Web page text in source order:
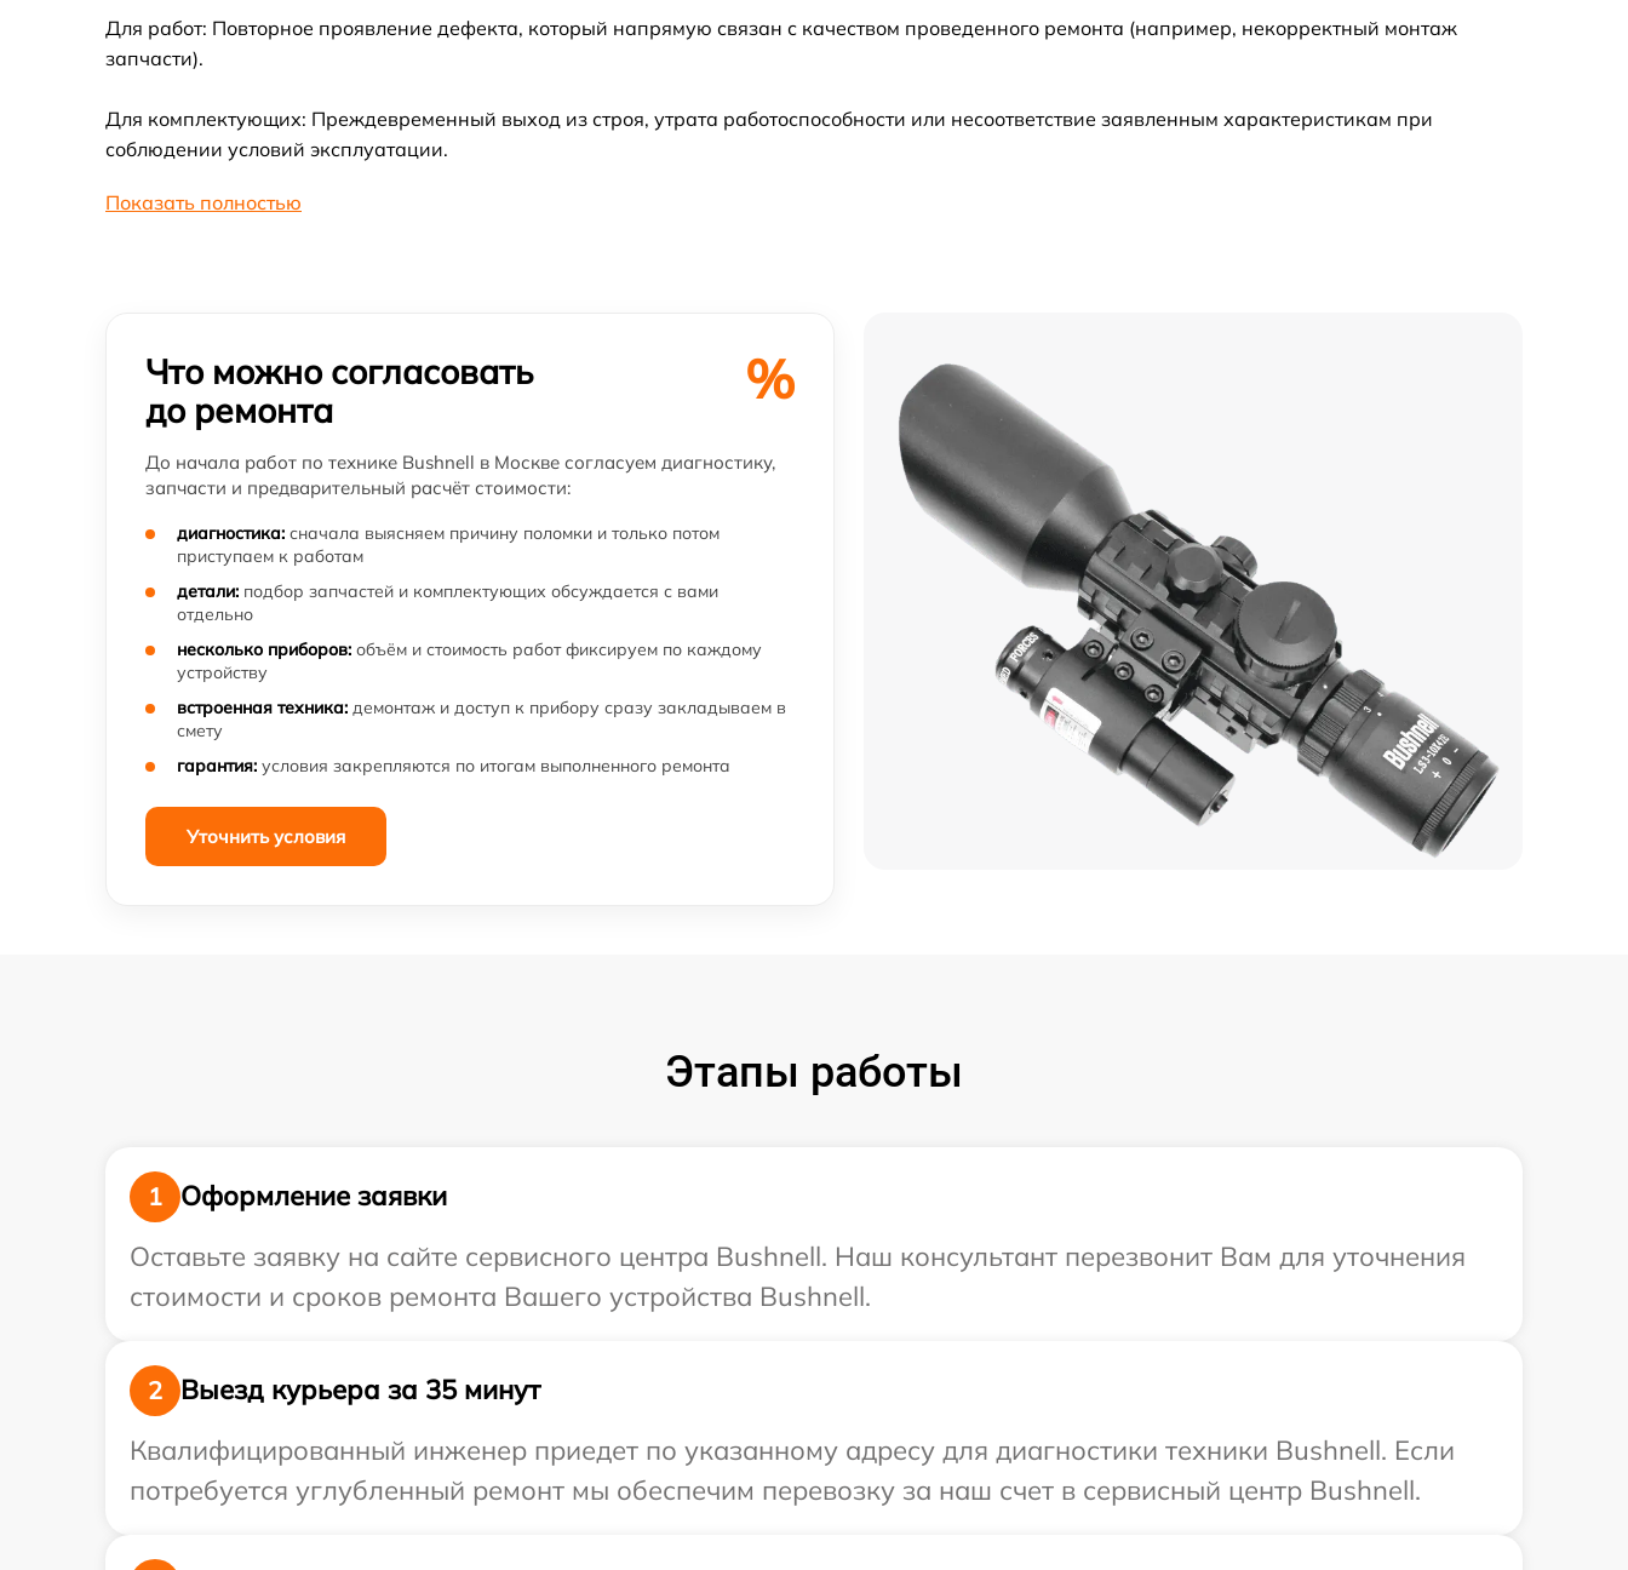
Для работ: Повторное проявление дефекта, который напрямую связан с качеством проведенного ремонта (например, некорректный монтаж
запчасти).
Для комплектующих: Преждевременный выход из строя, утрата работоспособности или несоответствие заявленным характеристикам при
соблюдении условий эксплуатации.
Показать полностью
Что можно согласовать
до ремонта
%
До начала работ по технике Bushnell в Москве согласуем диагностику,
запчасти и предварительный расчёт стоимости:
диагностика: сначала выясняем причину поломки и только потом
приступаем к работам
детали: подбор запчастей и комплектующих обсуждается с вами
отдельно
несколько приборов: объём и стоимость работ фиксируем по каждому
устройству
встроенная техника: демонтаж и доступ к прибору сразу закладываем в
смету
гарантия: условия закрепляются по итогам выполненного ремонта
Уточнить условия
Этапы работы
1
Оформление заявки
Оставьте заявку на сайте сервисного центра Bushnell. Наш консультант перезвонит Вам для уточнения
стоимости и сроков ремонта Вашего устройства Bushnell.
2
Выезд курьера за 35 минут
Квалифицированный инженер приедет по указанному адресу для диагностики техники Bushnell. Если
потребуется углубленный ремонт мы обеспечим перевозку за наш счет в сервисный центр Bushnell.